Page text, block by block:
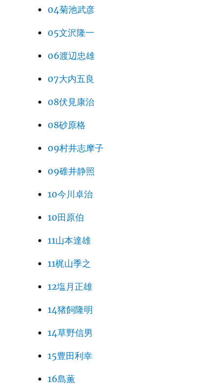
04菊池武彦
05文沢隆一
06渡辺忠雄
07大内五良
08伏見康治
08砂原格
09村井志摩子
09碓井静照
10今川卓治
10田原伯
11山本達雄
11梶山季之
12塩月正雄
14猪飼隆明
14草野信男
15豊田利幸
16島薫